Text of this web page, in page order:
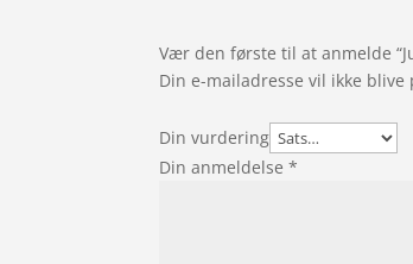
Vær den første til at anmelde
Din e-mailadresse vil ikke blive
Din vurdering
Din anmeldelse*